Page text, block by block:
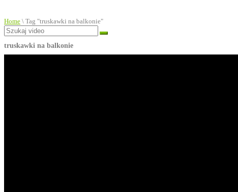
Home \ Tag "truskawki na balkonie"
truskawki na balkonie